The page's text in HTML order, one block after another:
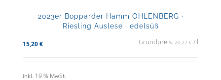
2023er Bopparder Hamm OHLENBERG ·
Riesling Auslese · edelsüß
15,20 € Grundpreis: 20,27 € / l
inkl. 19 % MwSt.